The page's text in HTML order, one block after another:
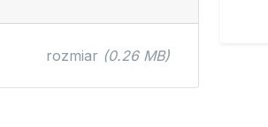
rozmiar (0.26 MB)